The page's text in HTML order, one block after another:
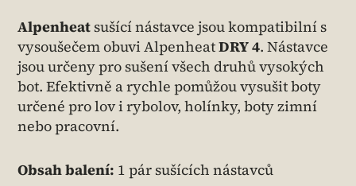
Alpenheat sušící nástavce jsou kompatibilní s
vysoušečem obuvi AlpenheatDRY 4. Nástavce
jsou určeny pro sušení všech druhů vysokých
bot. Efektivně a rychle pomůžou vysušit boty
určené pro lov i rybolov, holínky, boty zimní
nebo pracovní.
Obsah balení: 1 pár sušících nástavců